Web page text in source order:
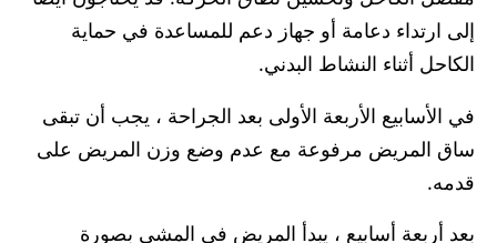
إلى ارتداء دعامة أو جهاز دعم للمساعدة في حماية
الكاحل أثناء النشاط البدني.
في الأسابيع الأربعة الأولى بعد الجراحة ، يجب أن تبقى
ساق المريض مرفوعة مع عدم وضع وزن المريض على
قدمه.
بعد أربعة أسابيع ، يبدأ المريض في المشي بصورة